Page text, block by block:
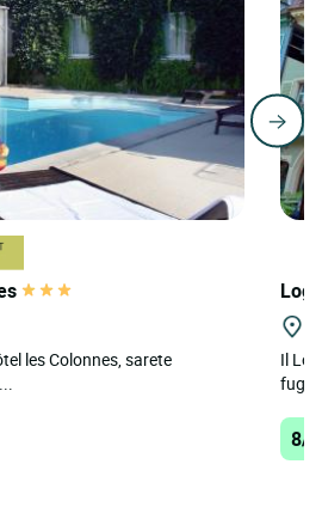
les Colonnes, sarete
Il
fuga
8/